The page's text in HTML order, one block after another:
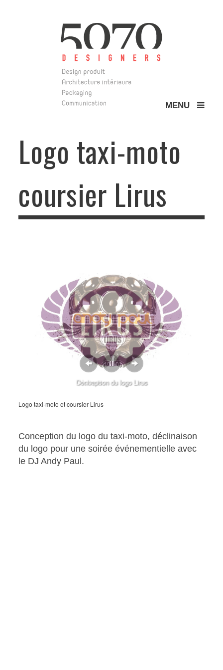
MENU
Logo taxi-moto
coursier Lirus
Conception du logo Lirus
Déclinaison du logo Lirus
Logo taxi-moto et coursier Lirus
Conception du logo du taxi-moto, déclinaison
du logo pour une soirée événementielle avec
le DJ Andy Paul.